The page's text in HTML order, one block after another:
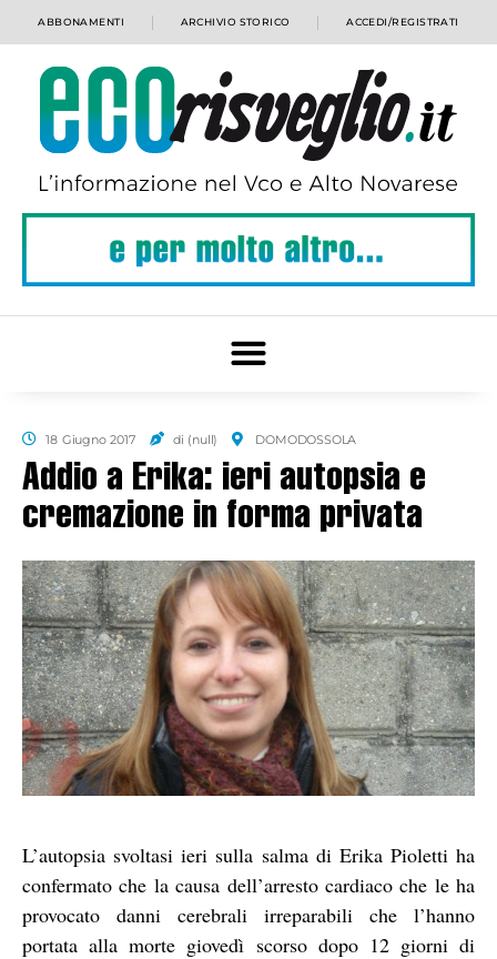
ABBONAMENTI ARCHIVIO STORICO ACCEDI/REGISTRATI
18 Giugno 2017 di (null) DOMODOSSOLA
Addio a Erika: ieri autopsia e
cremazione in forma privata
L’autopsia svoltasi ieri sulla salma di Erika Pioletti ha
confermato che la causa dell’arresto cardiaco che le ha
provocato danni cerebrali irreparabili che l’hanno
portata alla morte giovedì scorso dopo 12 giorni di